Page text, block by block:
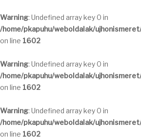
Warning: Undefined array key 0 in
/home/pkapuhu/weboldalak/
on line 1602
Warning: Undefined array key 0 in
/home/pkapuhu/weboldalak/
on line 1602
Warning: Undefined array key 0 in
/home/pkapuhu/weboldalak/
on line 1602